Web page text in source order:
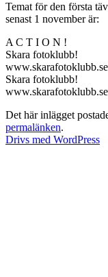
Temat för den första
senast 1 november är:
A C T I O N !
Skara fotoklubb!
www.skarafotoklubb.se
Skara fotoklubb!
www.skarafotoklubb.se
Det här inlägget
permalänken.
Drivs med WordPress